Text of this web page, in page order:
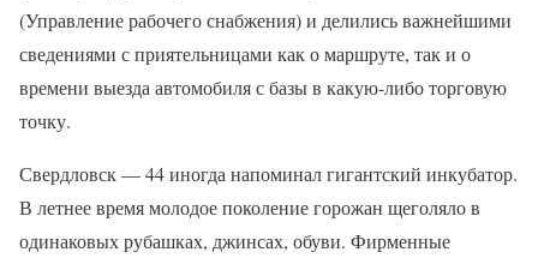
(Управление рабочего снабжения) и делились важнейшими
сведениями с приятельницами как о маршруте, так и о
времени выезда автомобиля с базы в какую-либо торговую
точку.
Свердловск — 44 иногда напоминал гигантский инкубатор.
В летнее время молодое поколение горожан щеголяло в
одинаковых рубашках, джинсах, обуви. Фирменные